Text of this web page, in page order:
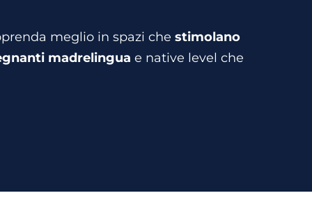
meglio in spazi che stimolano
madrelingua e native level che